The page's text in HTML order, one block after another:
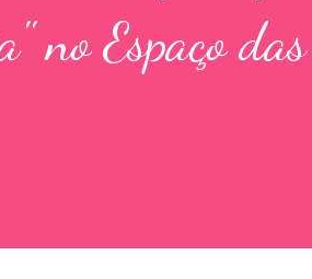
no Espaço das